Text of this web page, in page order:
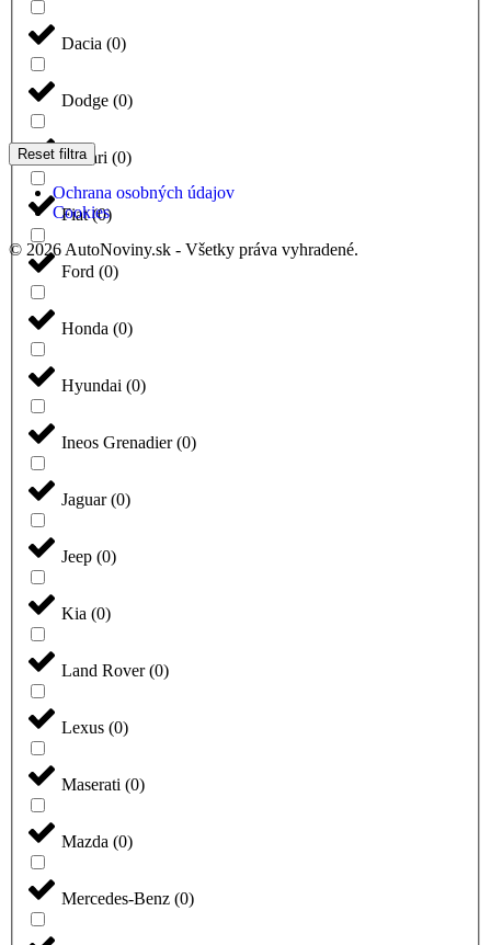
Dacia (0)
Dodge (0)
Ferrari (0)
Fiat(0)
Ford (0)
Honda (0)
Hyundai (0)
Ineos Grenadier(0)
Jaguar(0)
Jeep (0)
Kia (0)
Land Rover(0)
Lexus (0)
Maserati (0)
Mazda (0)
Mercedes-Benz (0)
Reset filtra
Ochrana osobných údajov
Cookies
© 2026 AutoNoviny.sk - Všetky práva vyhradené.